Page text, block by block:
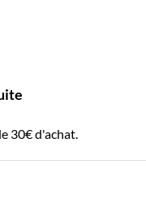
30€ d'achat.